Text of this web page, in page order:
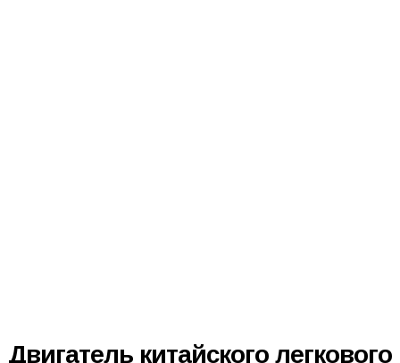
Двигатель китайского легкового